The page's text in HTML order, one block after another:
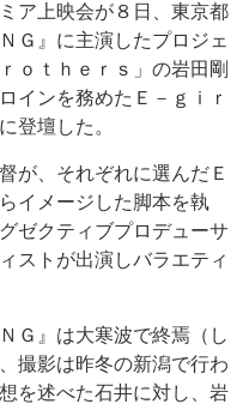
ア上映会が８日、東京都
Ｇ』に主演したプロジェ
ｔｈｅｒｓ」の岩田剛
インを務めたＥ－ｇｉｒ
登壇した。
が、それぞれに選んだＥ
イメージした脚本を執
ゼクティブプロデューサ
ストが出演しバラエティ
』は大寒波で終焉（し
撮影は昨冬の新潟で行わ
を述べた石井に対し、岩